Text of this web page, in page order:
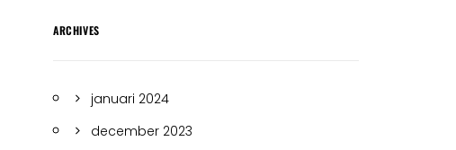
ARCHIVES
januari 2024
december 2023